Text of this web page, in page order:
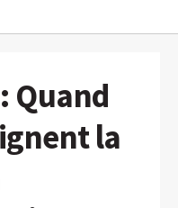
Quand
la